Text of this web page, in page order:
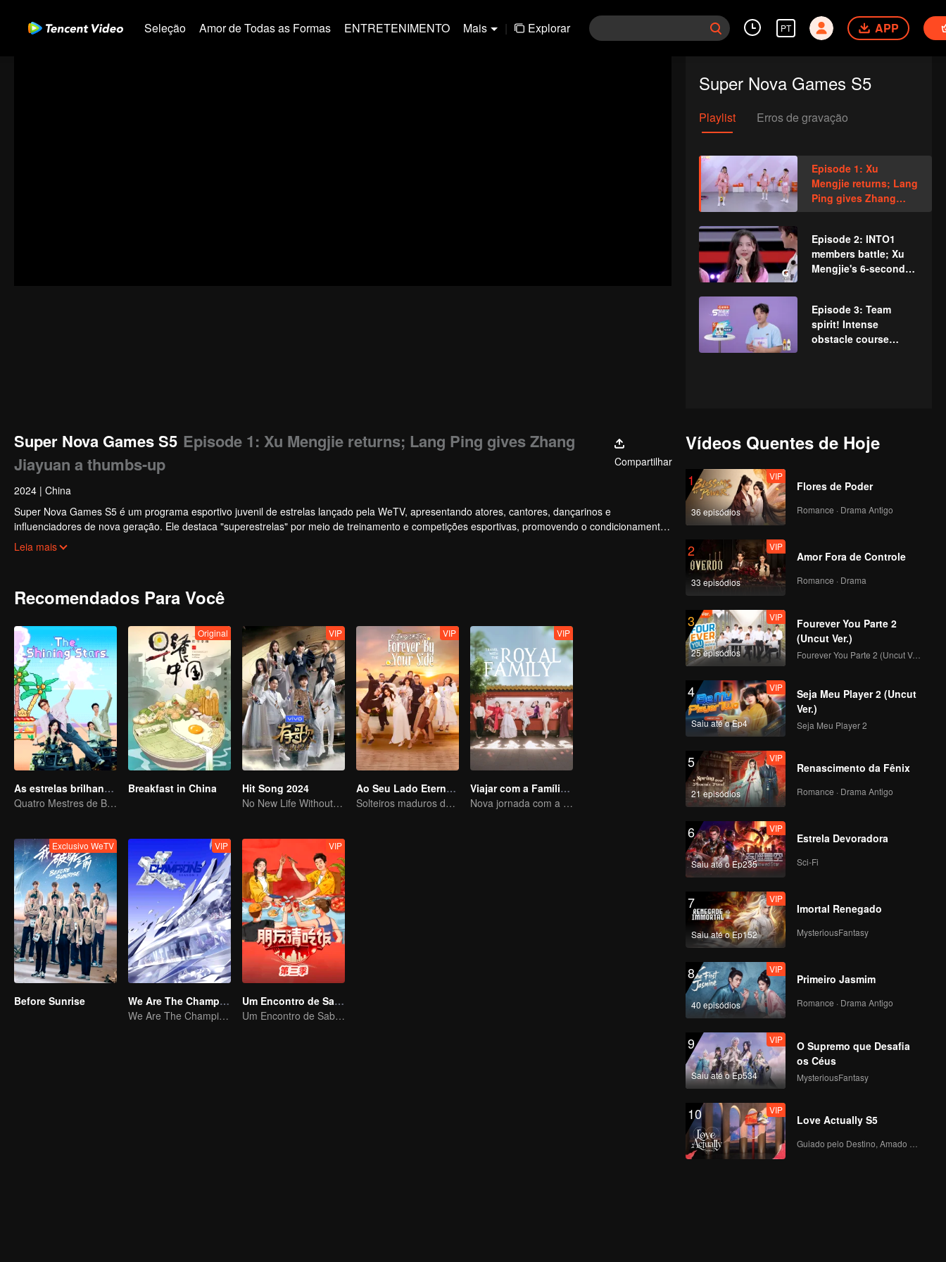
Seleção Amor de Todas as Formas ENTRETENIMENTO Mais | Explorar PT APP
Super Nova Games S5
Playlist Erros de gravação
Episode 1: Xu
Mengjie returns; Lang
Ping gives Zhang
Jiayuan a thumbs-up
Episode 2: INTO1
members battle; Xu
Mengjie's 6-second
Episode 3: Team
spirit! Intense
obstacle course
Super Nova Games S5 Episode 1: Xu Mengjie returns; Lang Ping gives Zhang
Jiayuan a thumbs-up
Compartilhar
2024 | China
Super Nova Games S5 é um programa esportivo juvenil de estrelas lançado pela WeTV, apresentando atores, cantores, dançarinos e
influenciadores de nova geração. Ele destaca "superestrelas" por meio de treinamento e competições esportivas, promovendo o condicionamento
físico nacional e um estilo de vida saudável.
Leia mais
Recomendados Para Você
As estrelas brilhantes
Quatro Mestres de Bambu
Original
Breakfast in China
VIP
Hit Song 2024
No New Life Without New Songs
VIP
Ao Seu Lado Eternalmente
Solteiros maduros desafiam o mundo dos reality shows de amor
VIP
Viajar com a Família Real
Nova jornada com a rainha e concubinas
Exclusivo WeTV
Before Sunrise
VIP
We Are The Champions S3
We Are The Champions S3
VIP
Um Encontro de Sabores S3
Um Encontro de Sabores S3
Vídeos Quentes de Hoje
1
36 episódios
VIP
Flores de Poder
Romance · Drama Antigo
2
33 episódios
VIP
Amor Fora de Controle
Romance · Drama
3
25 episódios
VIP
Fourever You Parte 2
(Uncut Ver.)
Fourever You Parte 2 (Uncut Ver.)
4
Saiu até o Ep4
VIP
Seja Meu Player 2 (Uncut
Ver.)
Seja Meu Player 2
5
21 episódios
VIP
Renascimento da Fênix
Romance · Drama Antigo
6
Saiu até o Ep235
VIP
Estrela Devoradora
Sci-Fi
7
Saiu até o Ep152
VIP
Imortal Renegado
MysteriousFantasy
8
40 episódios
VIP
Primeiro Jasmim
Romance · Drama Antigo
9
Saiu até o Ep534
VIP
O Supremo que Desafia
os Céus
MysteriousFantasy
10 VIP
Love Actually S5